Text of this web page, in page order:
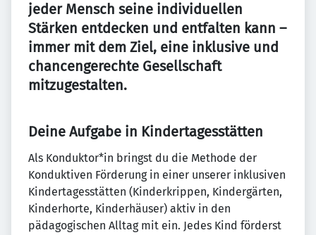
jeder Mensch seine individuellen
Stärken entdecken und entfalten kann –
immer mit dem Ziel, eine inklusive und
chancengerechte Gesellschaft
mitzugestalten.
Deine Aufgabe in Kindertagesstätten
Als Konduktor*in bringst du die Methode der
Konduktiven Förderung in einer unserer inklusiven
Kindertagesstätten (Kinderkrippen, Kindergärten,
Kinderhorte, Kinderhäuser) aktiv in den
pädagogischen Alltag mit ein. Jedes Kind förderst